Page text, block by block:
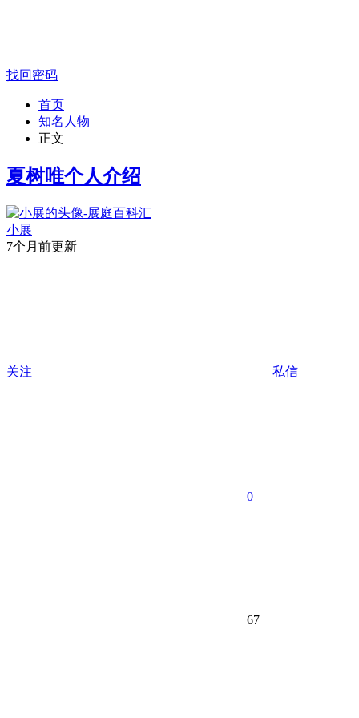
找回密码
首页
知名人物
正文
夏树唯个人介绍
小展
7个月前更新
关注 私信
0
67